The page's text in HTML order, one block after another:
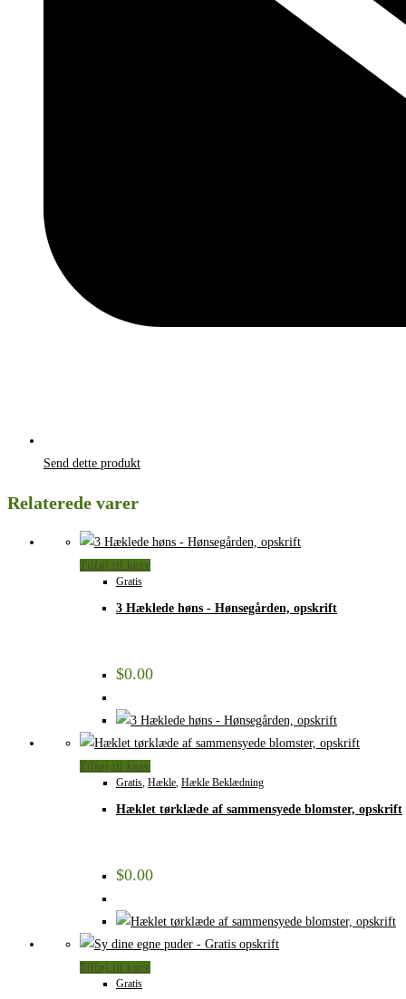
Send dette produkt
Relaterede varer
Tilføj til kurv
Gratis
3 Hæklede høns - Hønsegården, opskrift
$0.00
Tilføj til kurv
Gratis Hækle Hækle Beklædning
Hæklet tørklæde af sammensyede blomster, opskrift
$0.00
Tilføj til kurv
Gratis